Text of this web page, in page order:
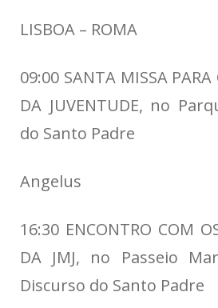
LISBOA – ROMA
09:00 SANTA MISSA
DA JUVENTUDE, no
do Santo Padre
Angelus
16:30 ENCONTRO COM
DA JMJ, no Passeio
Discurso do Santo Padre